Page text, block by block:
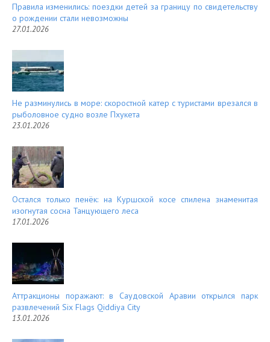
Правила изменились: поездки детей за границу по свидетельству
о рождении стали невозможны
27.01.2026
Не разминулись в море: скоростной катер с туристами врезался в
рыболовное судно возле Пхукета
23.01.2026
Остался только пенёк: на Куршской косе спилена знаменитая
изогнутая сосна Танцующего леса
17.01.2026
Аттракционы поражают: в Саудовской Аравии открылся парк
развлечений Six Flags Qiddiya City
13.01.2026